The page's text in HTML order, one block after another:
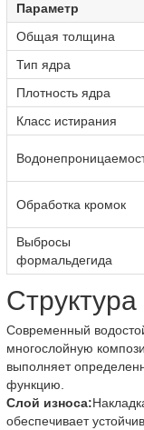
Параметр
Общая толщина
Тип ядра
Плотность ядра
Класс истирания
Обработка кромок
Выбросы
формальдегида
Современный
многослойную
выполняет
функцию.
Слой износа:
обеспечивает